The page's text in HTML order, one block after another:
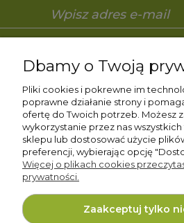
Pomoc
Moje konto
Gwarancja i zwroty
O firmie
Dbamy o Twoją
Pliki cookies i pokrewne im
poprawne działanie strony i
ofertę do Twoich potrzeb. Możesz
wykorzystanie przez nas
sklepu lub dostosować użycie
preferencji, wybierając opcję
Więcej o plikach cookies
prywatności.
Zaakceptuj tylko